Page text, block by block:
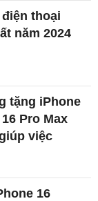
thoại
năm 2024
tặng iPhone
Pro Max
việc
16